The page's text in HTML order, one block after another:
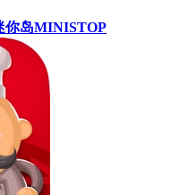
你岛MINISTOP